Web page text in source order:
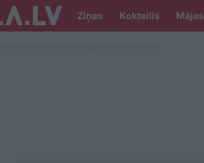
Ziņas Kokteilis Mājas